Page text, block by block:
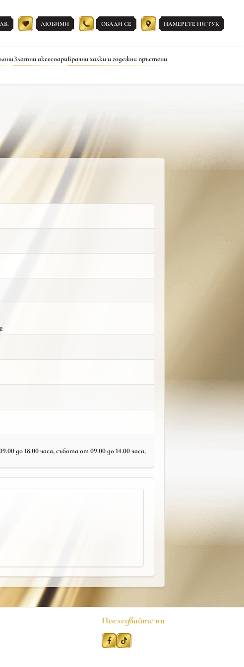
ЛЮБИМИ ОБАДИ СЕ НАМЕРЕТЕ НИ ТУК
Златни аксесоариБрачни халки и годежни пръстени
до 18.00 часа, събота от 09.00 до 14.00 часа,
Последвайте ни